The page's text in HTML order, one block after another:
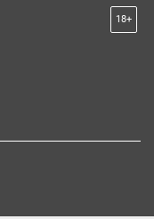
18+